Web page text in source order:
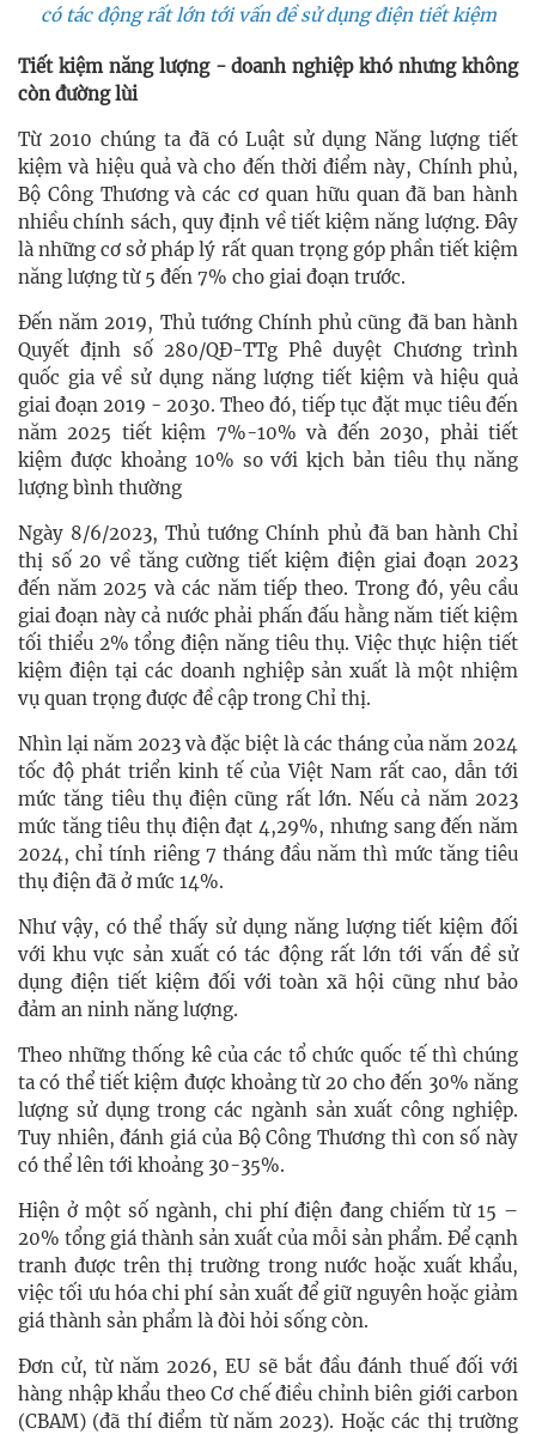
có tác động rất lớn tới vấn đề sử dụng điện tiết kiệm
Tiết kiệm năng lượng - doanh nghiệp khó nhưng không
còn đường lùi
Từ 2010 chúng ta đã có Luật sử dụng Năng lượng tiết
kiệm và hiệu quả và cho đến thời điểm này, Chính phủ,
Bộ Công Thương và các cơ quan hữu quan đã ban hành
nhiều chính sách, quy định về tiết kiệm năng lượng. Đây
là những cơ sở pháp lý rất quan trọng góp phần tiết kiệm
năng lượng từ 5 đến 7% cho giai đoạn trước.
Đến năm 2019, Thủ tướng Chính phủ cũng đã ban hành
Quyết định số 280/QĐ-TTg Phê duyệt Chương trình
quốc gia về sử dụng năng lượng tiết kiệm và hiệu quả
giai đoạn 2019 - 2030. Theo đó, tiếp tục đặt mục tiêu đến
năm 2025 tiết kiệm 7%-10% và đến 2030, phải tiết
kiệm được khoảng 10% so với kịch bản tiêu thụ năng
lượng bình thường
Ngày 8/6/2023, Thủ tướng Chính phủ đã ban hành Chỉ
thị số 20 về tăng cường tiết kiệm điện giai đoạn 2023
đến năm 2025 và các năm tiếp theo. Trong đó, yêu cầu
giai đoạn này cả nước phải phấn đấu hằng năm tiết kiệm
tối thiểu 2% tổng điện năng tiêu thụ. Việc thực hiện tiết
kiệm điện tại các doanh nghiệp sản xuất là một nhiệm
vụ quan trọng được đề cập trong Chỉ thị.
Nhìn lại năm 2023 và đặc biệt là các tháng của năm 2024
tốc độ phát triển kinh tế của Việt Nam rất cao, dẫn tới
mức tăng tiêu thụ điện cũng rất lớn. Nếu cả năm 2023
mức tăng tiêu thụ điện đạt 4,29%, nhưng sang đến năm
2024, chỉ tính riêng 7 tháng đầu năm thì mức tăng tiêu
thụ điện đã ở mức 14%.
Như vậy, có thể thấy sử dụng năng lượng tiết kiệm đối
với khu vực sản xuất có tác động rất lớn tới vấn đề sử
dụng điện tiết kiệm đối với toàn xã hội cũng như bảo
đảm an ninh năng lượng.
Theo những thống kê của các tổ chức quốc tế thì chúng
ta có thể tiết kiệm được khoảng từ 20 cho đến 30% năng
lượng sử dụng trong các ngành sản xuất công nghiệp.
Tuy nhiên, đánh giá của Bộ Công Thương thì con số này
có thể lên tới khoảng 30-35%.
Hiện ở một số ngành, chi phí điện đang chiếm từ 15 –
20% tổng giá thành sản xuất của mỗi sản phẩm. Để cạnh
tranh được trên thị trường trong nước hoặc xuất khẩu,
việc tối ưu hóa chi phí sản xuất để giữ nguyên hoặc giảm
giá thành sản phẩm là đòi hỏi sống còn.
Đơn cử, từ năm 2026, EU sẽ bắt đầu đánh thuế đối với
hàng nhập khẩu theo Cơ chế điều chỉnh biên giới carbon
(CBAM) (đã thí điểm từ năm 2023). Hoặc các thị trường